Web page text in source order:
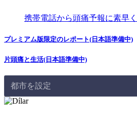
携帯電話から頭痛予報に素早
プレミアム版限定のレポート(日本語準備中)
片頭痛と生活(日本語準備中)
都市を設定